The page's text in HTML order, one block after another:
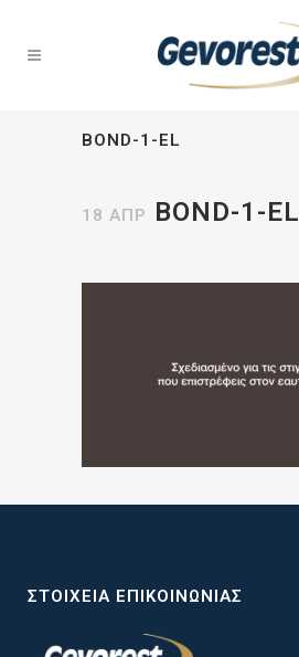
BOND-1-EL
18 ΑΠΡ BOND-1-EL
ΣΤΟΙΧΕΊΑ ΕΠΙΚΟΙΝΩΝΊΑΣ